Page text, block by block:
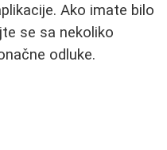
Ako imate bilo
se sa nekoliko
odluke.